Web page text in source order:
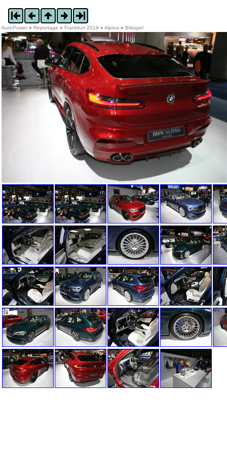
AutoPower » Reportage » Frankfurt 2019 »Alpina » Bildspel